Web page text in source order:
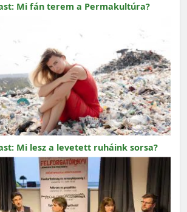
Mi fán terem a Permakultúra?
Mi lesz a levetett ruháink sorsa?